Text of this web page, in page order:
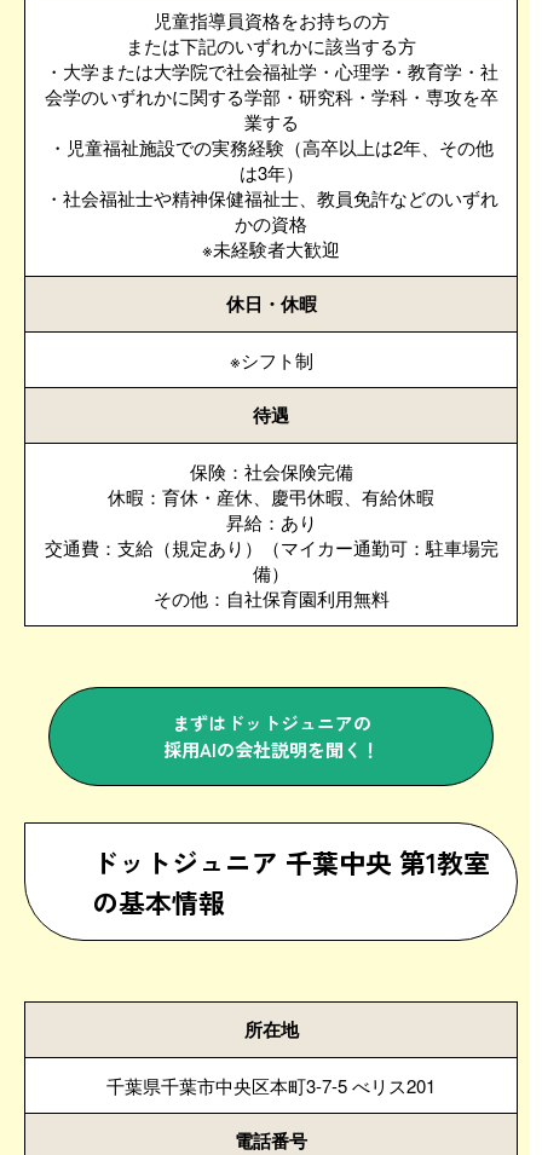
児童指導員資格をお持ちの方
または下記のいずれかに該当する方
・大学または大学院で社会福祉学・心理学・教育学・社
会学のいずれかに関する学部・研究科・学科・専攻を卒
業する
・児童福祉施設での実務経験（高卒以上は2年、その他
は3年）
・社会福祉士や精神保健福祉士、教員免許などのいずれ
かの資格
※未経験者大歓迎
休日・休暇
※シフト制
待遇
保険：社会保険完備
休暇：育休・産休、慶弔休暇、有給休暇
昇給：あり
交通費：支給（規定あり）（マイカー通勤可：駐車場完
備）
その他：自社保育園利用無料
まずはドットジュニアの
採用AIの会社説明を聞く！
ドットジュニア 千葉中央 第1教室
の基本情報
所在地
千葉県千葉市中央区本町3-7-5 べリス201
電話番号